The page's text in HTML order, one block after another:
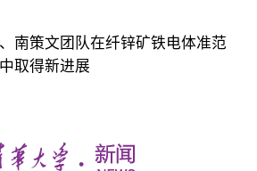
南策文团队在纤锌矿铁电体准范
取得新进展